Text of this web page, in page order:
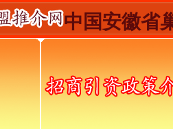
中国安徽省